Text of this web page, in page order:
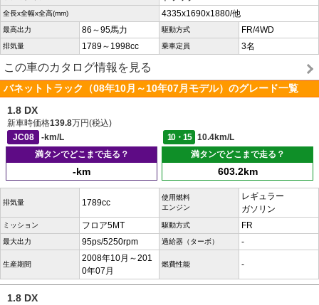
全長x全幅x全高(mm) 4335x1690x1880/他
最高出力 86～95馬力 駆動方式 FR/4WD
排気量 1789～1998cc 乗車定員 3名
この車のカタログ情報を見る
バネットトラック（08年10月～10年07月モデル）のグレード一覧
1.8 DX
新車時価格139.8万円(税込)
JC08
-km/L 10・15
10.4km/L
満タンでどこまで走る？
-km
満タンでどこまで走る？
603.2km
排気量 1789cc
使用燃料
エンジン
レギュラー
ガソリン
ミッション フロア5MT 駆動方式 FR
最大出力 95ps/5250rpm 過給器（ターボ） -
生産期間
2008年10月～201
0年07月
燃費性能 -
1.8 DX